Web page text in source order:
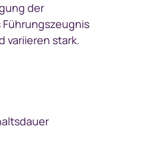
der
variieren stark.